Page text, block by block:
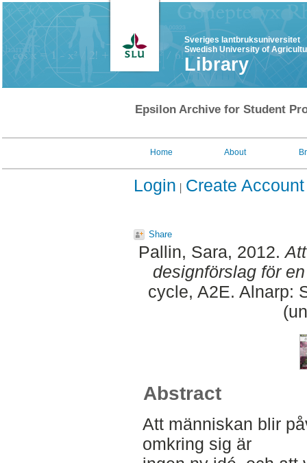
Sveriges lantbruksuniversitet
Swedish University of
Library
Epsilon Archive for Student
Home About
Login Create Account
Share
Pallin, Sara, 2012.
designförslag för
cycle, A2E. Alnarp:
Abstract
Att människan blir
omkring sig är